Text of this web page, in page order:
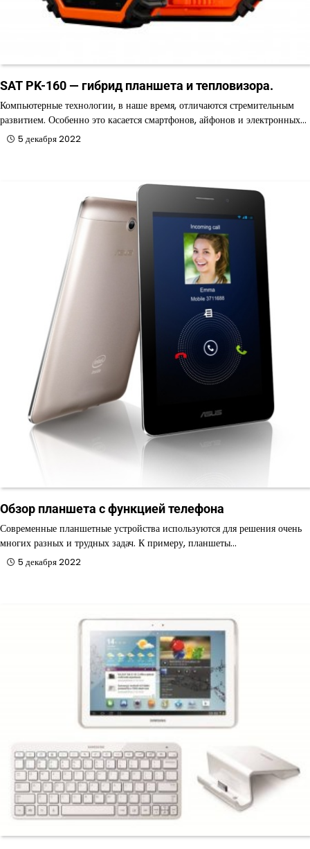
SAT PK-160 — гибрид планшета и тепловизора.
Компьютерные технологии, в наше время, отличаются стремительным
развитием. Особенно это касается смартфонов, айфонов и электронных…
5 декабря 2022
Обзор планшета с функцией телефона
Современные планшетные устройства используются для решения очень
многих разных и трудных задач. К примеру, планшеты…
5 декабря 2022